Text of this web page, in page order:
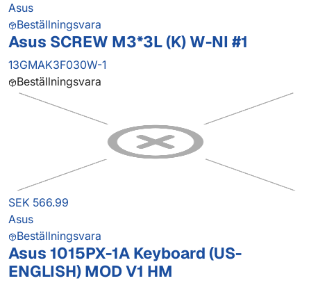
Asus
Beställningsvara
Asus SCREW M3*3L (K) W-NI #1
13GMAK3F030W-1
Beställningsvara
SEK 566.99
Asus
Beställningsvara
Asus 1015PX-1A Keyboard (US-
ENGLISH) MOD V1 HM